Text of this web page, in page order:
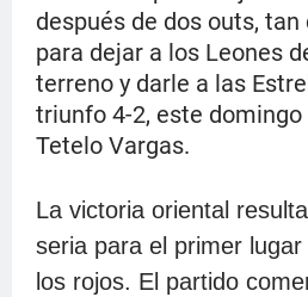
después de dos outs,
para dejar a los Leones
terreno y darle a las
triunfo 4-2, este domingo
Tetelo Vargas.
La victoria oriental
seria para el primer
los rojos. El partido